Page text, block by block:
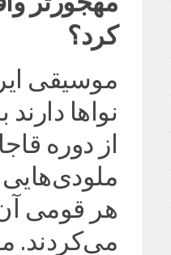
کرد؟
موسیقی
نواها
از دوره
هر قومی
می‌کردند.